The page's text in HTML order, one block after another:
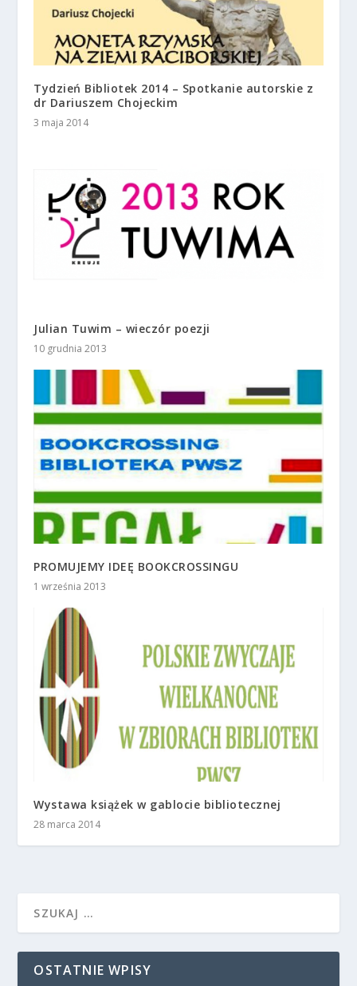
Tydzień Bibliotek 2014 – Spotkanie autorskie z
dr Dariuszem Chojeckim
3 maja 2014
Julian Tuwim – wieczór poezji
10 grudnia 2013
PROMUJEMY IDEĘ BOOKCROSSINGU
1 września 2013
Wystawa książek w gablocie bibliotecznej
28 marca 2014
OSTATNIE WPISY